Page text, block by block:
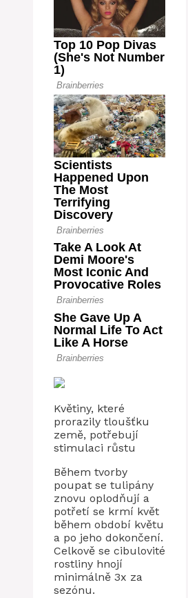
Květiny, které
prorazily tloušťku
země, potřebují
stimulaci růstu
Během tvorby
poupat se tulipány
znovu oplodňují a
potřetí se krmí květ
během období květu
a po jeho dokončení.
Celkově se cibulovité
rostliny hnojí
minimálně 3x za
sezónu.